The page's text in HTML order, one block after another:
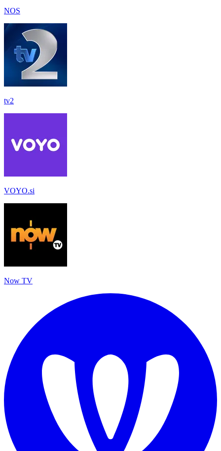
NOS
tv2
VOYO.si
Now TV